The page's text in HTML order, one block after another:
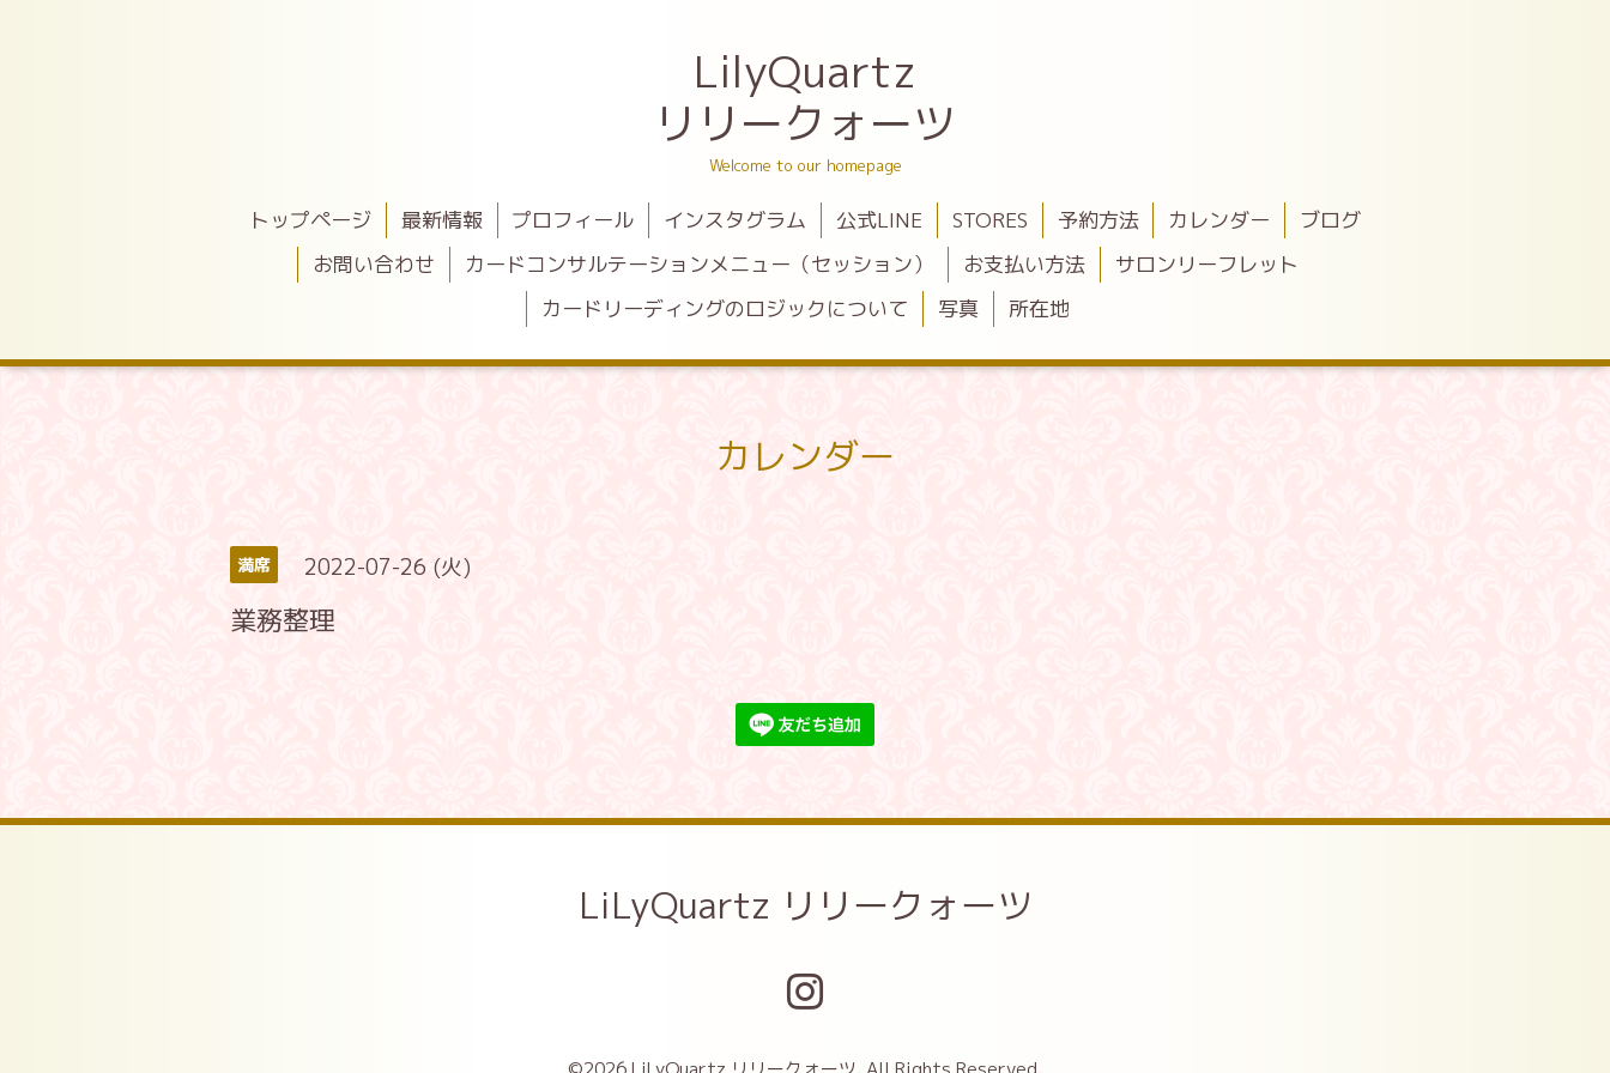
LilyQuartz
リリークォーツ
Welcome to our homepage
トップページ 最新情報 プロフィール インスタグラム 公式LINE STORES 予約方法 カレンダー
ブログ
お問い合わせ
カードコンサルテーションメニュー（セッション） お支払い方法
サロンリーフレット
カードリーディングのロジックについて
写真 所在地
カレンダー
満席 2022-07-26 (火)
業務整理
LiLyQuartz リリークォーツ